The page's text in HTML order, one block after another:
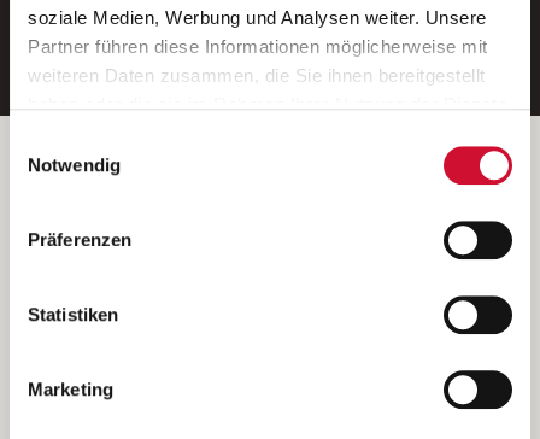
soziale Medien, Werbung und Analysen weiter. Unsere
Partner führen diese Informationen möglicherweise mit
weiteren Daten zusammen, die Sie ihnen bereitgestellt
Wenn Sie auf „Cookies zulassen“ klicken, so stimmen
Sie der Speicherung sämtlicher Cookies zu. Sie können
Ihre Einwilligung selbstverständlich jederzeit widerrufen,
indem Sie die Cookie-Einstellungen aufrufen und diese
unsererDatenschutzerklärung
Notwendig
Präferenzen
Statistiken
Marketing
E-Mail-Adresse eintragen
Betreiber der Webseite
Kantstraße 45a
(Ein Tochterunternehmen des AWO Bezirksverbandes Unterfranken
e.V.)